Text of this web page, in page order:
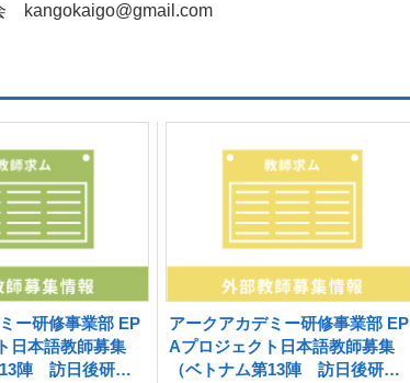
kangokaigo@gmail.com
ー研修事業部 EP
日本語教師募集
13陣 訪日後研
アークアカデミー研修事業部 EP
Aプロジェクト日本語教師募集
（ベトナム第13陣 訪日後研